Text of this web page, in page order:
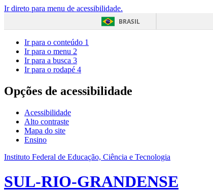
Ir direto para menu de acessibilidade.
BRASIL
Ir para o conteúdo 1
Ir para o menu 2
Ir para a busca 3
Ir para o rodapé 4
Opções de acessibilidade
Acessibilidade
Alto contraste
Mapa do site
Ensino
Instituto Federal de Educação, Ciência e Tecnologia
SUL-RIO-GRANDENSE